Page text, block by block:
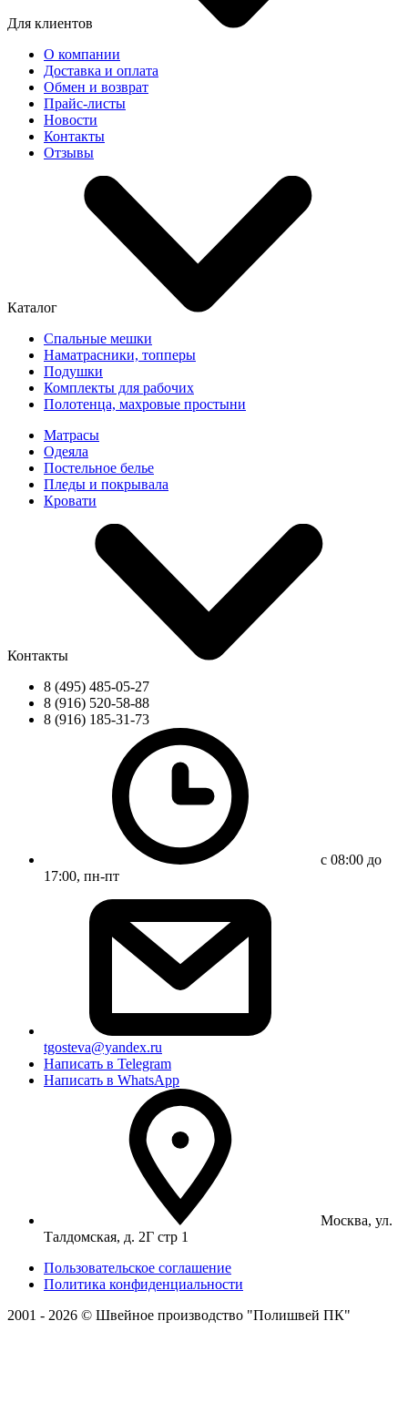
Для клиентов
О компании
Доставка и оплата
Обмен и возврат
Прайс-листы
Новости
Контакты
Отзывы
Каталог
Спальные мешки
Наматрасники, топперы
Подушки
Комплекты для рабочих
Полотенца, махровые простыни
Матрасы
Одеяла
Постельное белье
Пледы и покрывала
Кровати
Контакты
8 (495) 485-05-27
8 (916) 520-58-88
8 (916) 185-31-73
с 08:00 до
17:00, пн-пт
tgosteva@yandex.ru
Написать в Telegram
Написать в WhatsApp
Москва, ул.
Талдомская, д. 2Г стр 1
Пользовательское соглашение
Политика конфиденциальности
2001 - 2026 © Швейное производство "Полишвей ПК"